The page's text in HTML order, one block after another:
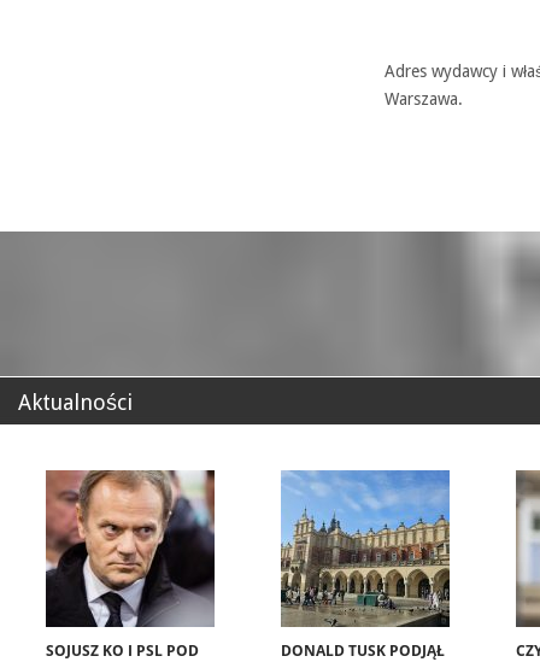
Adres wydawcy i
Warszawa.
Aktualności
SOJUSZ KO I PSL POD
DONALD TUSK PODJĄŁ